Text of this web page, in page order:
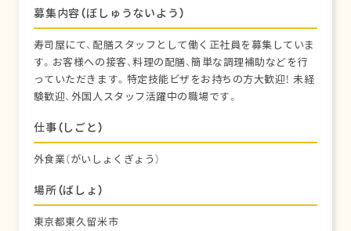
募集内容（ぼしゅうないよう）
寿司屋にて、配膳スタッフとして働く正社員を募集していま
す。お客様への接客、料理の配膳、簡単な調理補助などを行
っていただきます。特定技能ビザをお持ちの方大歓迎！ 未経
験歓迎、外国人スタッフ活躍中の職場です。
仕事（しごと）
外食業（がいしょくぎょう）
場所（ばしょ）
東京都東久留米市